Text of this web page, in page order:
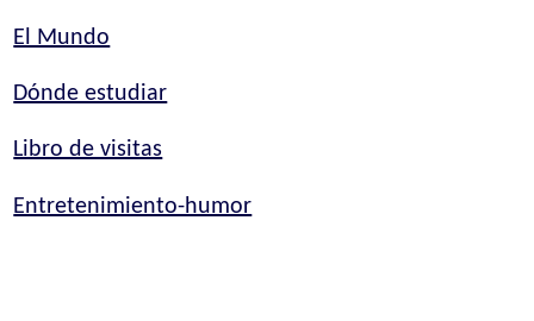
El Mundo
Dónde estudiar
Libro de visitas
Entretenimiento-humor